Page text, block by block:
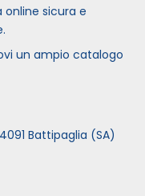
sicura e
un ampio catalogo
Battipaglia (SA)